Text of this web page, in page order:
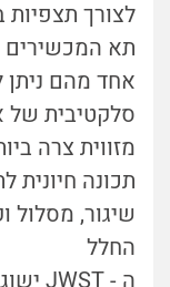
לצורך
תא המכשירים
אחד מהם ניתן
סלקטיבית
מזווית צרה
תכונה חיונית
שיגור,
החלל